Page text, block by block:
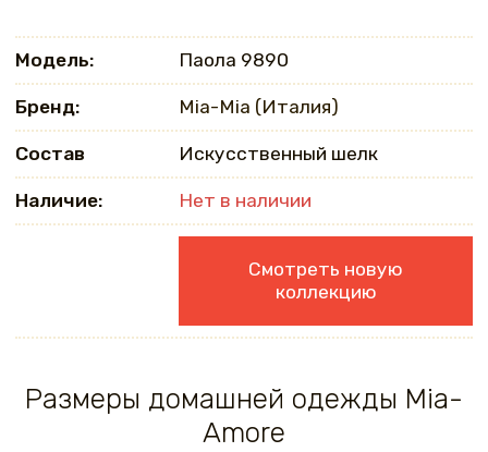
Модель: Паола 9890
Бренд: Mia-Mia (Италия)
Состав Искусственный шелк
Наличие: Нет в наличии
Смотреть новую
коллекцию
Размеры домашней одежды Mia-
Amore